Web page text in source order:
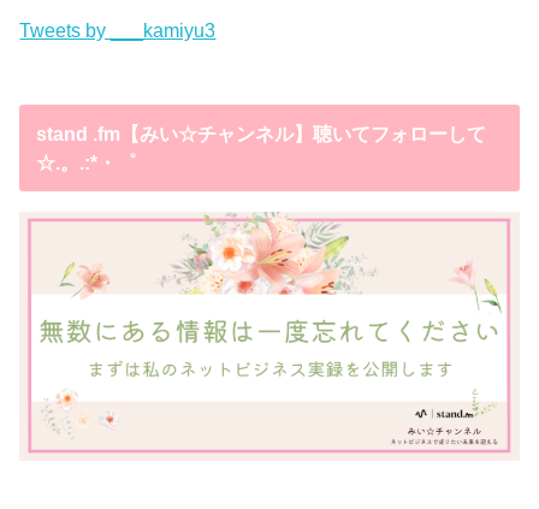
Tweets by ___kamiyu3
stand .fm【みい☆チャンネル】聴いてフォローして
☆.。.:*・゜